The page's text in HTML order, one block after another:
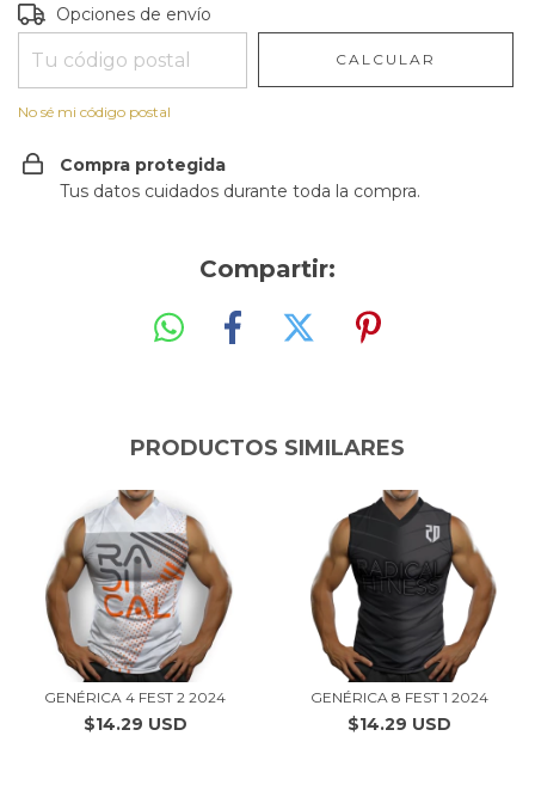
Entregas para el CP:
Opciones de envío
CALCULAR
No sé mi código postal
Compra protegida
Tus datos cuidados durante toda la compra.
Compartir:
PRODUCTOS SIMILARES
GENÉRICA 4 FEST 2 2024
$14.29 USD
GENÉRICA 8 FEST 1 2024
$14.29 USD